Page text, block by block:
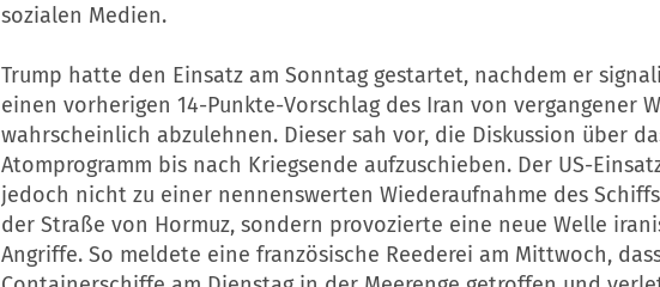
sozialen Medien.
Trump hatte den Einsatz am Sonntag gestartet, nachdem er
einen vorherigen 14-Punkte-Vorschlag des Iran von vergangener
wahrscheinlich abzulehnen. Dieser sah vor, die Diskussion über
Atomprogramm bis nach Kriegsende aufzuschieben. Der US-
jedoch nicht zu einer nennenswerten Wiederaufnahme des
der Straße von Hormuz, sondern provozierte eine neue Welle
Angriffe. So meldete eine französische Reederei am Mittwoch,